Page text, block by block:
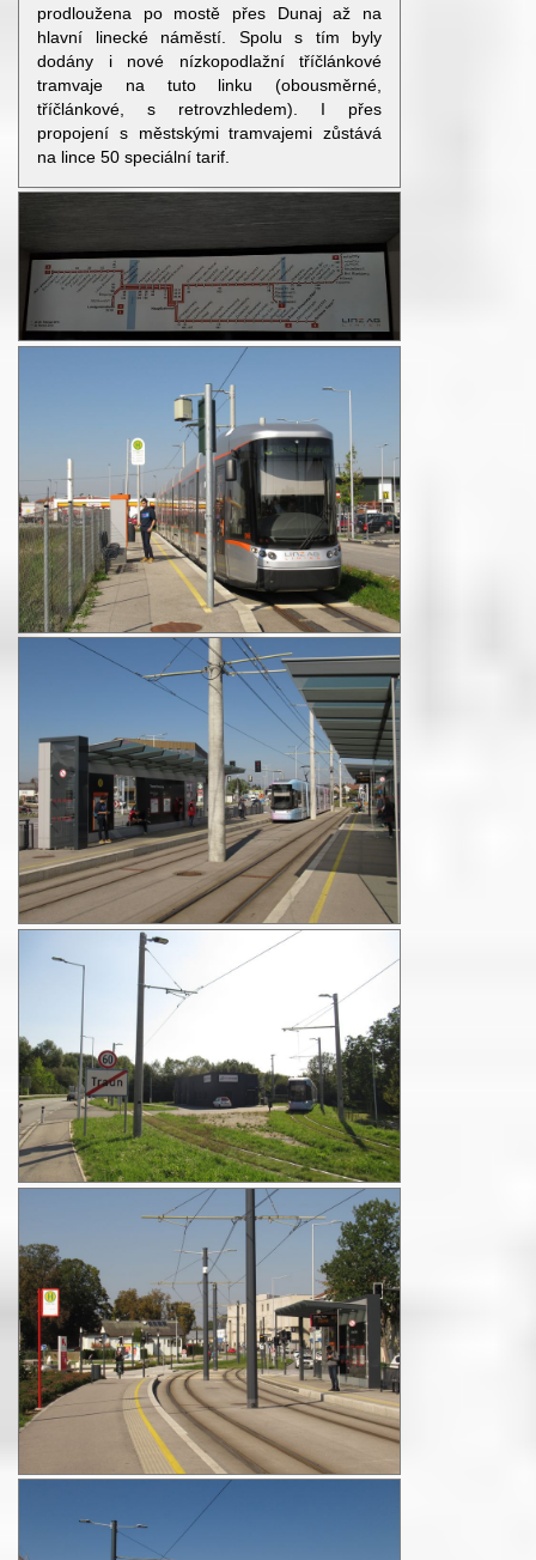
prodloužena po mostě přes Dunaj až na
hlavní linecké náměstí. Spolu s tím byly
dodány i nové nízkopodlažní tříčlánkové
tramvaje na tuto linku (obousměrné,
tříčlánkové, s retrovzhledem). I přes
propojení s městskými tramvajemi zůstává
na lince 50 speciální tarif.